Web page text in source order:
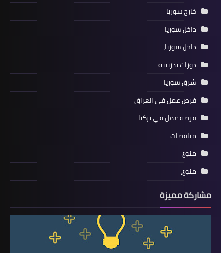
خارج سوريا
داخل سوريا
داخل سوريا،
دورات تدريبية
شرق سوريا
فرص عمل في العراق
فرصة عمل في تركيا
مناقصات
منوع
منوع،
مشاركة مميزة